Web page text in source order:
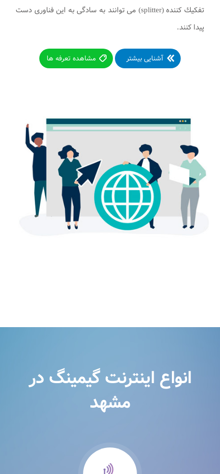
تفكيك كننده (splitter) می توانند به سادگی به اين فناوری دست
پيدا كنند.
آشنایی بیشتر مشاهده تعرفه ها
انواع اینترنت گیمینگ در
مشهد